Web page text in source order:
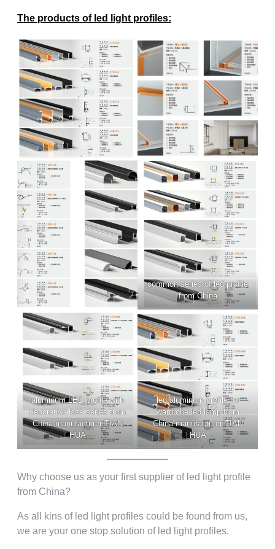
The products of led light profiles:
common series of led profile
from China
aluminum LED profile with
decorative lace series from
China manufacturer TIAN
HUA
led aluminum profile for
wardrobe led lamp from
China manufacturer TIAN
HUA
Why choose us as your first supplier of led light profile
from China?
As all kins of led light profiles could be found from us,
we are your one stop solution of led light profiles.